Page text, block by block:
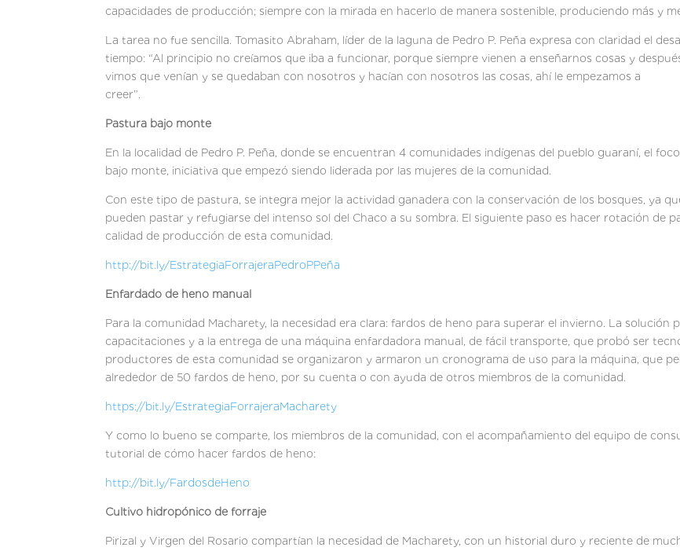
capacidades de producción; siempre con la mirada en hacerlo de manera sostenible, produciendo más y
La tarea no fue sencilla. Tomasito Abraham, líder de la laguna de Pedro P. Peña expresa con claridad el
tiempo: “Al principio no creíamos que iba a funcionar, porque siempre vienen a enseñarnos cosas y
vimos que venían y se quedaban con nosotros y hacían con nosotros las cosas, ahí le empezamos a
creer”.
Pastura bajo monte
En la localidad de Pedro P. Peña, donde se encuentran 4 comunidades indígenas del pueblo guaraní, el
bajo monte, iniciativa que empezó siendo liderada por las mujeres
Con este tipo de pastura, se integra mejor la actividad ganadera con la conservación de los bosques, ya
pueden pastar y refugiarse del intenso sol del Chaco a su sombra. El siguiente paso es hacer rotación de
calidad de producción de esta comunidad.
http://bit.ly/EstrategiaForrajeraPedroPPeña
Enfardado de heno manual
Para la comunidad Macharety, la necesidad era clara: fardos de heno para superar el invierno. La solución
capacitaciones y a la entrega de una máquina enfardadora manual, de fácil transporte, que probó ser
productores de esta comunidad se organizaron y armaron un cronograma de uso para la máquina, que
alrededor de 50 fardos de heno, por su cuenta o con ayuda de otros miembros de la comunidad.
https://bit.ly/EstrategiaForrajeraMacharety
Y como lo bueno se comparte, los miembros de la comunidad, con el acompañamiento del equipo de
tutorial de cómo hacer fardos de heno:
http://bit.ly/FardosdeHeno
Cultivo hidropónico de forraje
Pirizal y Virgen del Rosario compartían la necesidad de Macharety, con un historial duro y reciente de